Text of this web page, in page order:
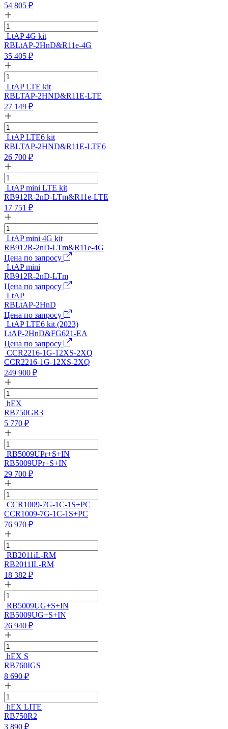
54 805 ₽
LtAP 4G kit
RBLtAP-2HnD&R11e-4G
35 405 ₽
LtAP LTE kit
RBLTAP-2HND&R11E-LTE
27 149 ₽
LtAP LTE6 kit
RBLTAP-2HND&R11E-LTE6
26 700 ₽
LtAP mini LTE kit
RB912R-2nD-LTm&R11e-LTE
17 751 ₽
LtAP mini 4G kit
RB912R-2nD-LTm&R11e-4G
Цена по запросу
LtAP mini
RB912R-2nD-LTm
Цена по запросу
LtAP
RBLtAP-2HnD
Цена по запросу
LtAP LTE6 kit (2023)
LtAP-2HnD&FG621-EA
Цена по запросу
CCR2216-1G-12XS-2XQ
CCR2216-1G-12XS-2XQ
249 900 ₽
hEX
RB750GR3
5 770 ₽
RB5009UPr+S+IN
RB5009UPr+S+IN
29 700 ₽
CCR1009-7G-1C-1S+PC
CCR1009-7G-1C-1S+PC
76 970 ₽
RB2011iL-RM
RB2011IL-RM
18 382 ₽
RB5009UG+S+IN
RB5009UG+S+IN
26 940 ₽
hEX S
RB760IGS
8 690 ₽
hEX LITE
RB750R2
3 890 ₽